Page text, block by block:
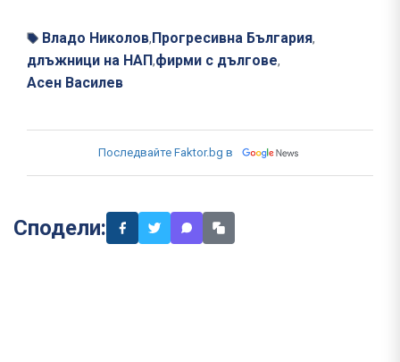
Владо Николов, Прогресивна България,
длъжници на НАП,фирми с дългове,
Асен Василев
Последвайте Faktor.bg в
Сподели: